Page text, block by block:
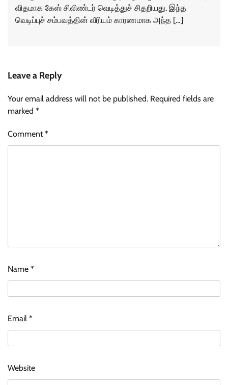
விதமாக கேஸ் சிலிண்டர் வெடித்துச் சிதறியது. இந்த
வெடிப்புச் சம்பவத்தின் வீரியம் காரணமாக அந்த […]
Leave a Reply
Your email address will not be published. Required fields are
marked *
Comment*
Name *
Email *
Website